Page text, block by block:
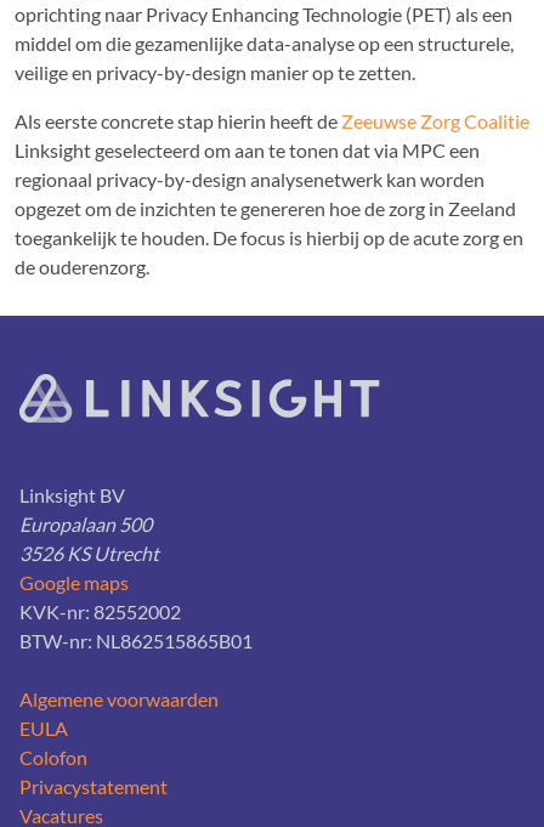
oprichting naar Privacy Enhancing Technologie (PET) als een
middel om die gezamenlijke data-analyse op een structurele,
veilige en privacy-by-design manier op te zetten.
Als eerste concrete stap hierin heeft de Zeeuwse Zorg Coalitie
Linksight geselecteerd om aan te tonen dat via MPC een
regionaal privacy-by-design analysenetwerk kan worden
opgezet om de inzichten te genereren hoe de zorg in Zeeland
toegankelijk te houden. De focus is hierbij op de acute zorg en
de ouderenzorg.
Linksight BV
Europalaan 500
3526 KS Utrecht
Google maps
KVK-nr: 82552002
BTW-nr: NL862515865B01
Algemene voorwaarden
EULA
Colofon
Privacystatement
Vacatures